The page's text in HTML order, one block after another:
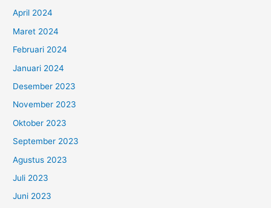
April 2024
Maret 2024
Februari 2024
Januari 2024
Desember 2023
November 2023
Oktober 2023
September 2023
Agustus 2023
Juli 2023
Juni 2023